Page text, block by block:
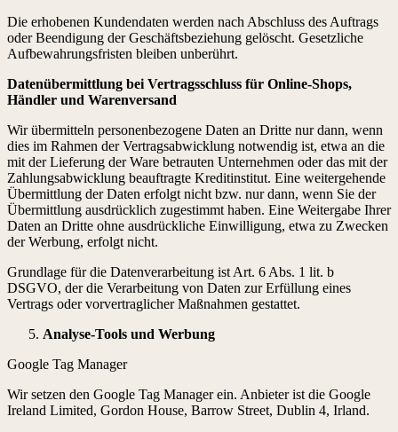
Die erhobenen Kundendaten werden nach Abschluss des Auftrags
oder Beendigung der Geschäftsbeziehung gelöscht. Gesetzliche
Aufbewahrungsfristen bleiben unberührt.
Datenübermittlung bei Vertragsschluss für Online-Shops,
Händler und Warenversand
Wir übermitteln personenbezogene Daten an Dritte nur dann, wenn
dies im Rahmen der Vertragsabwicklung notwendig ist, etwa an die
mit der Lieferung der Ware betrauten Unternehmen oder das mit der
Zahlungsabwicklung beauftragte Kreditinstitut. Eine weitergehende
Übermittlung der Daten erfolgt nicht bzw. nur dann, wenn Sie der
Übermittlung ausdrücklich zugestimmt haben. Eine Weitergabe Ihrer
Daten an Dritte ohne ausdrückliche Einwilligung, etwa zu Zwecken
der Werbung, erfolgt nicht.
Grundlage für die Datenverarbeitung ist Art. 6 Abs. 1 lit. b
DSGVO, der die Verarbeitung von Daten zur Erfüllung eines
Vertrags oder vorvertraglicher Maßnahmen gestattet.
Analyse-Tools und Werbung
Google Tag Manager
Wir setzen den Google Tag Manager ein. Anbieter ist die Google
Ireland Limited, Gordon House, Barrow Street, Dublin 4, Irland.